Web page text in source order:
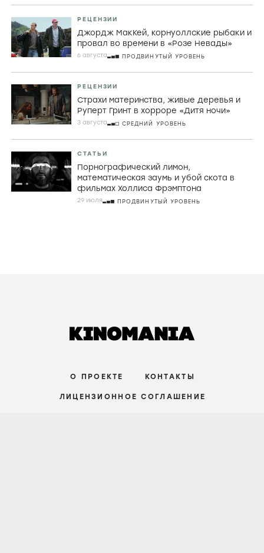
РЕЦЕНЗИИ
Джордж МакКей, корнуоллские рыбаки и
провал во времени в «Розе Невады»
6 августа ПРОДВИНУТЫЙ УРОВЕНЬ
РЕЦЕНЗИИ
Страхи материнства, живые деревья и
Руперт Гринт в хорроре «Дитя ночи»
3 августа СРЕДНИЙ УРОВЕНЬ
СТАТЬИ
Порнографический лимон,
математическая заумь и убой скота в
фильмах Холлиса Фрэмптона
29 июля ПРОДВИНУТЫЙ УРОВЕНЬ
О ПРОЕКТЕ КОНТАКТЫ
ЛИЦЕНЗИОННОЕ СОГЛАШЕНИЕ